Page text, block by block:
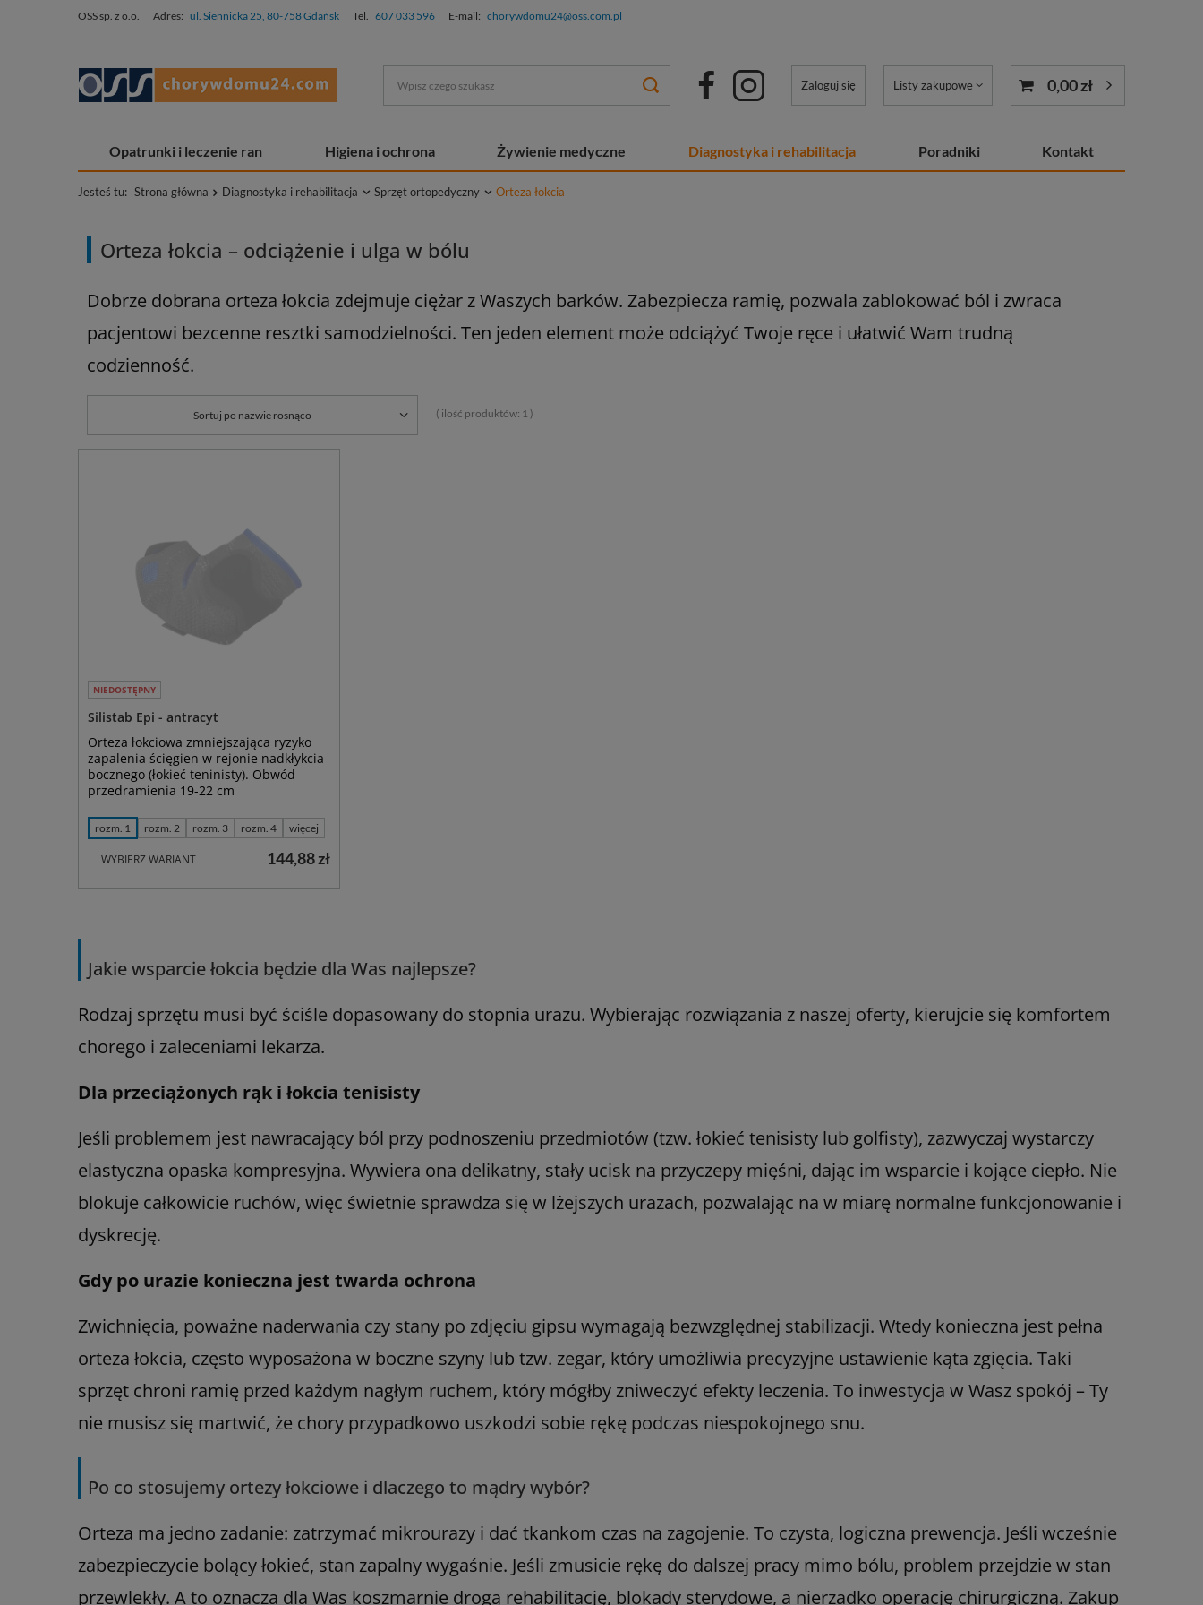
OSS sp. z o.o. Adres: ul. Siennicka 25, 80-758 Gdańsk Tel. 607 033 596 E-mail: chorywdomu24@oss.com.pl
Zaloguj się Listy zakupowe 0,00 zł
Opatrunki i leczenie ran Higiena i ochrona Żywienie medyczne Diagnostyka i rehabilitacja Poradniki Kontakt
Jesteś tu: Strona główna Diagnostyka i rehabilitacja Sprzęt ortopedyczny Orteza łokcia
Orteza łokcia – odciążenie i ulga w bólu
Dobrze dobrana orteza łokcia zdejmuje ciężar z Waszych barków. Zabezpiecza ramię, pozwala zablokować ból i zwraca
pacjentowi bezcenne resztki samodzielności. Ten jeden element może odciążyć Twoje ręce i ułatwić Wam trudną
codzienność.
Sortuj po nazwie rosnąco ( ilość produktów: 1 )
NIEDOSTĘPNY
Silistab Epi - antracyt
Orteza łokciowa zmniejszająca ryzyko
zapalenia ścięgien w rejonie nadkłykcia
bocznego (łokieć teninisty). Obwód
przedramienia 19-22 cm
rozm. 1 rozm. 2 rozm. 3 rozm. 4 więcej
WYBIERZ WARIANT 144,88 zł
Jakie wsparcie łokcia będzie dla Was najlepsze?
Rodzaj sprzętu musi być ściśle dopasowany do stopnia urazu. Wybierając rozwiązania z naszej oferty, kierujcie się komfortem
chorego i zaleceniami lekarza.
Dla przeciążonych rąk i łokcia tenisisty
Jeśli problemem jest nawracający ból przy podnoszeniu przedmiotów (tzw. łokieć tenisisty lub golfisty), zazwyczaj wystarczy
elastyczna opaska kompresyjna. Wywiera ona delikatny, stały ucisk na przyczepy mięśni, dając im wsparcie i kojące ciepło. Nie
blokuje całkowicie ruchów, więc świetnie sprawdza się w lżejszych urazach, pozwalając na w miarę normalne funkcjonowanie i
dyskrecję.
Gdy po urazie konieczna jest twarda ochrona
Zwichnięcia, poważne naderwania czy stany po zdjęciu gipsu wymagają bezwzględnej stabilizacji. Wtedy konieczna jest pełna
orteza łokcia, często wyposażona w boczne szyny lub tzw. zegar, który umożliwia precyzyjne ustawienie kąta zgięcia. Taki
sprzęt chroni ramię przed każdym nagłym ruchem, który mógłby zniweczyć efekty leczenia. To inwestycja w Wasz spokój – Ty
nie musisz się martwić, że chory przypadkowo uszkodzi sobie rękę podczas niespokojnego snu.
Po co stosujemy ortezy łokciowe i dlaczego to mądry wybór?
Orteza ma jedno zadanie: zatrzymać mikrourazy i dać tkankom czas na zagojenie. To czysta, logiczna prewencja. Jeśli wcześnie
zabezpieczycie bolący łokieć, stan zapalny wygaśnie. Jeśli zmusicie rękę do dalszej pracy mimo bólu, problem przejdzie w stan
przewlekły. A to oznacza dla Was koszmarnie drogą rehabilitację, blokady sterydowe, a nierzadko operację chirurgiczną. Zakup